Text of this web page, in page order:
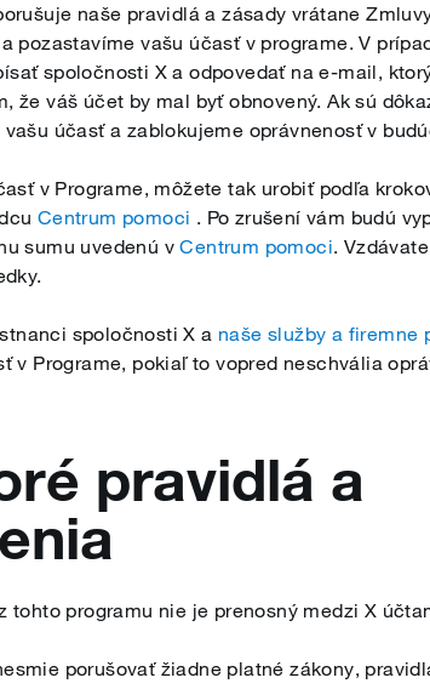
naše pravidlá a zásady vrátane
pozastavíme vašu účasť v programe. V
spoločnosti X a odpovedať na e-mail,
že váš účet by mal byť obnovený. Ak sú
účasť a zablokujeme oprávnenosť v
v Programe, môžete tak urobiť podľa
Centrum pomoci . Po zrušení vám budú
sumu uvedenú vCentrum pomoci.
spoločnosti X a naše služby a firemne
v Programe, pokiaľ to vopred neschvália
pravidlá a
tohto programu nie je prenosný medzi X
porušovať žiadne platné zákony,